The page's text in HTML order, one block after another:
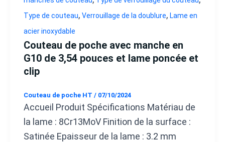
Type de couteau, Verrouillage de la doublure, Lame en
acier inoxydable
Couteau de poche avec manche en
G10 de 3,54 pouces et lame poncée et
clip
Couteau de poche HT / 07/10/2024
Accueil Produit Spécifications Matériau de
la lame : 8Cr13MoV Finition de la surface :
Satinée Epaisseur de la lame : 3.2 mm